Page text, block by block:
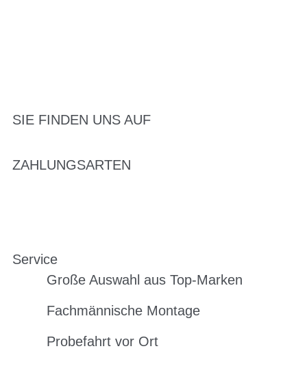
SIE FINDEN UNS AUF
ZAHLUNGSARTEN
Service
Große Auswahl aus Top-Marken
Fachmännische Montage
Probefahrt vor Ort